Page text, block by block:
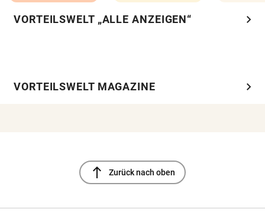
VORTEILSWELT „ALLE ANZEIGEN“ chevron_right
VORTEILSWELT MAGAZINE chevron_right
north Zurück nach oben